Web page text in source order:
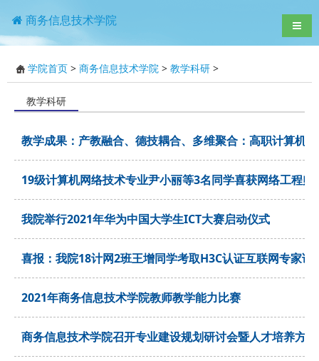
商务信息技术学院 导航
学院首页 > 商务信息技术学院 > 教学科研 >
教学科研
教学成果：产教融合、德技耦合、多维聚合：高职计算机
19级计算机网络技术专业尹小丽等3名同学喜获网络工程师
我院举行2021年华为中国大学生ICT大赛启动仪式
喜报：我院18计网2班王增同学考取H3C认证互联网专家证
2021年商务信息技术学院教师教学能力比赛
商务信息技术学院召开专业建设规划研讨会暨人才培养方